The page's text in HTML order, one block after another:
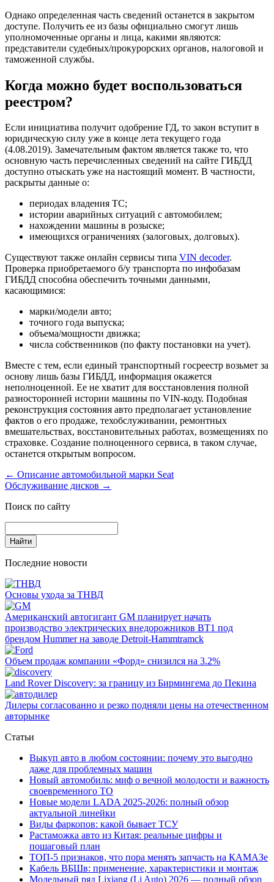
Однако определенная часть сведений останется в закрытом
доступе. Получить ее из базы официально смогут лишь
уполномоченные органы и лица, какими являются:
представители судебных/прокурорских органов, налоговой и
таможенной службы.
Когда можно будет воспользоваться
реестром?
Если инициатива получит одобрение ГД, то закон вступит в
юридическую силу уже в конце лета текущего года
(4.08.2019). Замечательным фактом является также то, что
основную часть перечисленных сведений на сайте ГИБДД
доступно отыскать уже на настоящий момент. В частности,
раскрыты данные о:
периодах владения ТС;
истории аварийных ситуаций с автомобилем;
нахождении машины в розыске;
имеющихся ограничениях (залоговых, долговых).
Существуют также онлайн сервисы типа VIN decoder.
Проверка приобретаемого б/у транспорта по инфобазам
ГИБДД способна обеспечить точными данными,
касающимися:
марки/модели авто;
точного года выпуска;
объема/мощности движка;
числа собственников (по факту постановки на учет).
Вместе с тем, если единый транспортный госреестр возьмет за
основу лишь базы ГИБДД, информация окажется
неполноценной. Ее не хватит для восстановления полной
разносторонней истории машины по VIN-коду. Подобная
реконструкция состояния авто предполагает установление
фактов о его продаже, техобслуживании, ремонтных
вмешательствах, восстановительных работах, возмещениях по
страховке. Создание полноценного сервиса, в таком случае,
останется открытым вопросом.
← Описание автомобильной марки Seat
Обслуживание дисков →
Поиск по сайту
Последние новости
Основы ухода за ТНВД
Американский автогигант GM планирует начать
производство электрических внедорожников BT1 под
брендом Hummer на заводе Detroit-Hammtramck
Объем продаж компании «Форд» снизился на 3.2%
Land Rover Dіscovery: за границу из Бирмингема до Пекина
Дилеры согласованно и резко подняли цены на отечественном
авторынке
Статьи
Выкуп авто в любом состоянии: почему это выгодно
даже для проблемных машин
Новый автомобиль: миф о вечной молодости и важность
своевременного ТО
Новые модели LADA 2025-2026: полный обзор
актуальной линейки
Виды фаркопов: какой бывает ТСУ
Растаможка авто из Китая: реальные цифры и
пошаговый план
ТОП-5 признаков, что пора менять запчасть на КАМАЗе
Кабель ВБШв: применение, характеристики и монтаж
Модельный ряд Lixiang (Li Auto) 2026 — полный обзор